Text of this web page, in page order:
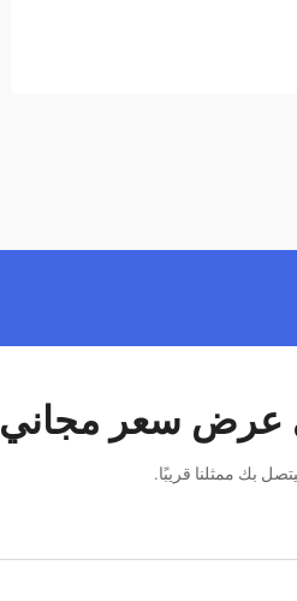
عرض سعر مجاني
بك ممثلنا قريبًا.